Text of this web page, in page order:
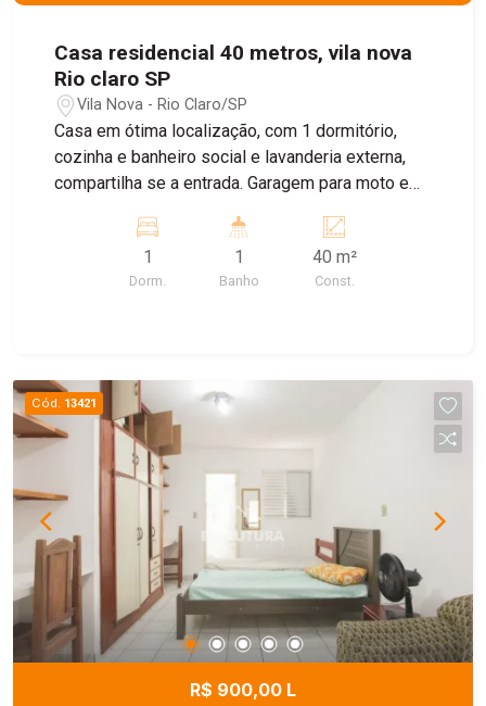
Casa residencial 40 metros, vila nova
Rio claro SP
Vila Nova - Rio Claro/SP
Casa em ótima localização, com 1 dormitório,
cozinha e banheiro social e lavanderia externa,
compartilha se a entrada. Garagem para moto e
1
Dorm.
1
Banho
40 m²
Const.
Cód. 13421
R$ 900,00 L